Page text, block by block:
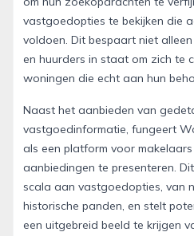
vastgoedopties te bekijken die
voldoen. Dit bespaart niet
en huurders in staat om zich te
woningen die echt aan hun
Naast het aanbieden van
vastgoedinformatie, fungeert
als een platform voor
aanbiedingen te presenteren.
scala aan vastgoedopties, van
historische panden, en stelt
een uitgebreid beeld te krijgen